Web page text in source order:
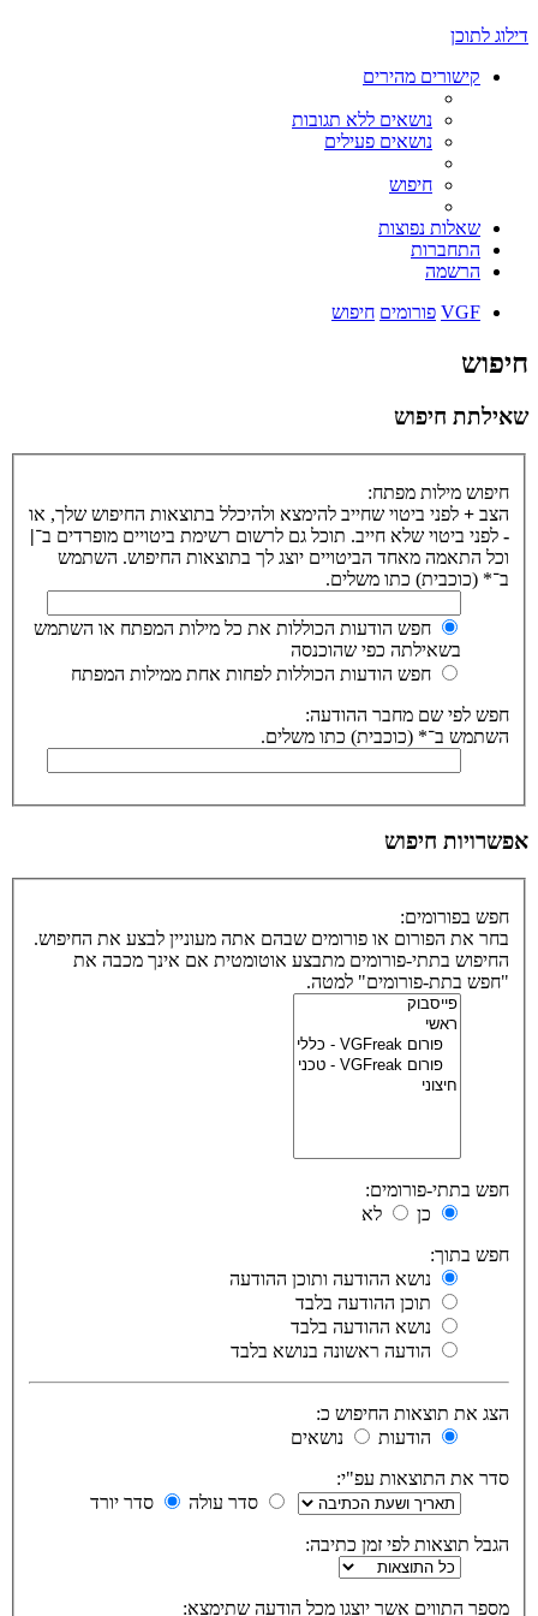
דילוג לתוכן
קישורים מהירים
נושאים ללא תגובות
נושאים פעילים
חיפוש
שאלות נפוצות
התחברות
הרשמה
VGF פורומים חיפוש
חיפוש
שאילתת חיפוש
חיפוש מילות מפתח:
הצב + לפני ביטוי שחייב להימצא ולהיכלל בתוצאות החיפוש שלך, או
- לפני ביטוי שלא חייב. תוכל גם לרשום רשימת ביטויים מופרדים ב־|
וכל התאמה מאחד הביטויים יוצג לך בתוצאות החיפוש. השתמש
ב־* (כוכבית) כתו משלים.
חפש הודעות הכוללות את כל מילות המפתח או השתמש
בשאילתה כפי שהוכנסה
חפש הודעות הכוללות לפחות אחת ממילות המפתח
חפש לפי שם מחבר ההודעה:
השתמש ב־* (כוכבית) כתו משלים.
אפשרויות חיפוש
חפש בפורומים:
בחר את הפורום או פורומים שבהם אתה מעוניין לבצע את החיפוש.
החיפוש בתתי-פורומים מתבצע אוטומטית אם אינך מכבה את
"חפש בתת-פורומים" למטה.
חפש בתתי-פורומים:
כן
לא
חפש בתוך:
נושא ההודעה ותוכן ההודעה
תוכן ההודעה בלבד
נושא ההודעה בלבד
הודעה ראשונה בנושא בלבד
הצג את תוצאות החיפוש כ:
הודעות
נושאים
סדר את התוצאות עפ"י:
סדר עולה
סדר יורד
הגבל תוצאות לפי זמן כתיבה:
מספר התווים אשר יוצגו מכל הודעה שתימצא: